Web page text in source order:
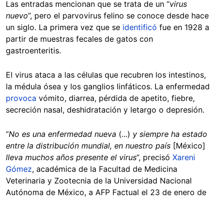
Las entradas mencionan que se trata de un “virus
nuevo”, pero el parvovirus felino se conoce desde hace
un siglo. La primera vez que se identificó fue en 1928 a
partir de muestras fecales de gatos con
gastroenteritis.
El virus ataca a las células que recubren los intestinos,
la médula ósea y los ganglios linfáticos. La enfermedad
provoca vómito, diarrea, pérdida de apetito, fiebre,
secreción nasal, deshidratación y letargo o depresión.
“No es una enfermedad nueva (...) y siempre ha estado
entre la distribución mundial, en nuestro país [México]
lleva muchos años presente el virus”, precisó Xareni
Gómez, académica de la Facultad de Medicina
Veterinaria y Zootecnia de la Universidad Nacional
Autónoma de México, a AFP Factual el 23 de enero de